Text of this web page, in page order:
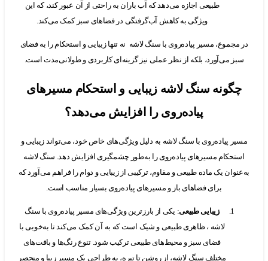
طبیعی اجازه می‌دهد که آب باران به راحتی از آن عبور کند، که این
ویژگی به کاهش آب‌گرفتگی در فضاهای سبز کمک می‌کند.
مسیر پیاده‌روی با سنگ لاشه نه تنها زیبایی و استحکام را به فضای
می‌آورد، بلکه از نظر عملی نیز گزینه‌ای کاربردی و طولانی‌مدت است.
سنگ لاشه زیبایی و استحکام مسیرهای
پیاده‌روی را افزایش می‌دهد؟
پیاده‌روی با سنگ لاشه به دلیل ویژگی‌های خاص خود، می‌تواند زیبایی و
مسیرهای پیاده‌روی را به‌طور چشمگیری افزایش دهد. سنگ لاشه
یک ماده طبیعی و مقاوم، ترکیبی از زیبایی و دوام را فراهم می‌آورد که
برای فضاهای باز و مسیرهای پیاده‌روی بسیار مناسب است.
زیبایی طبیعی: یکی از بارزترین ویژگی‌های مسیر پیاده‌روی با سنگ
لاشه ، ظاهری طبیعی و شیک است که به آن کمک می‌کند تا به‌خوبی با
فضای سبز و محیط‌های طبیعی ترکیب شود. تنوع رنگ‌ها و بافت‌های
مختلف سنگ لاشه، از روشن تا تیره، به طراحی یک مسیر زیبا و منحصر